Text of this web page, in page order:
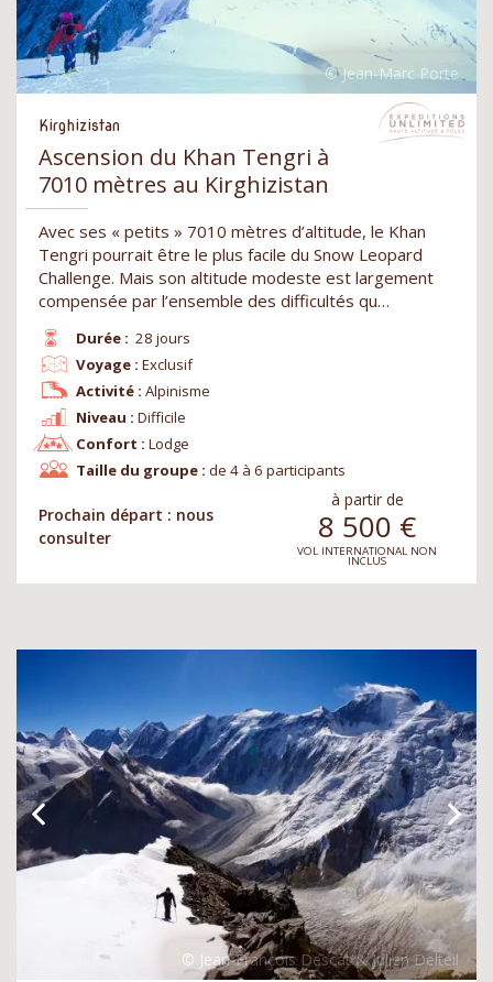
Kirghizistan
Ascension du Khan Tengri à
7010 mètres au Kirghizistan
Avec ses « petits » 7010 mètres d’altitude, le Khan
Tengri pourrait être le plus facile du Snow Leopard
Challenge. Mais son altitude modeste est largement
compensée par l’ensemble des difficultés qu…
Durée : 28 jours
Niveau : Difficile
Voyage : Exclusif
Confort : Lodge
Activité : Alpinisme
Taille du groupe : de 4 à 6 participants
Prochain départ : nous
consulter
à partir de
8 500 €
VOL INTERNATIONAL NON
INCLUS